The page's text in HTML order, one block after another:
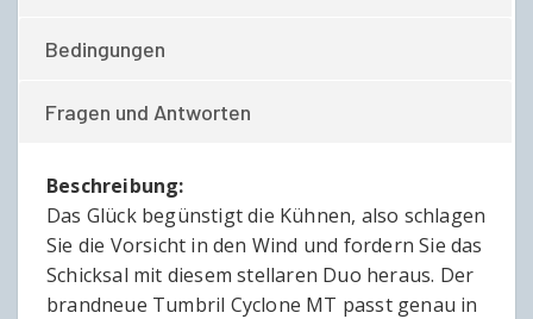
Bedingungen
Fragen und Antworten
Beschreibung:
Das Glück begünstigt die Kühnen, also schlagen
Sie die Vorsicht in den Wind und fordern Sie das
Schicksal mit diesem stellaren Duo heraus. Der
brandneue Tumbril Cyclone MT passt genau in